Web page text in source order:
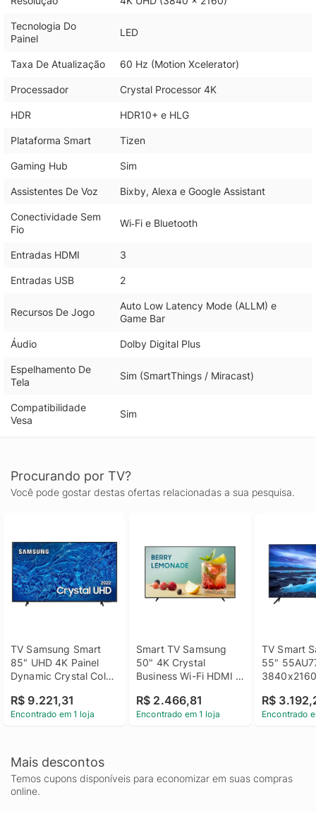
Tecnologia Do
Painel
LED
Taxa De Atualização 60 Hz (Motion Xcelerator)
Processador Crystal Processor 4K
HDR HDR10+ e HLG
Plataforma Smart Tizen
Gaming Hub Sim
Assistentes De Voz Bixby, Alexa e Google Assistant
Conectividade Sem
Fio
Wi‑Fi e Bluetooth
Entradas HDMI 3
Entradas USB 2
Recursos De Jogo
Auto Low Latency Mode (ALLM) e
Game Bar
Áudio Dolby Digital Plus
Espelhamento De
Tela
Sim (SmartThings / Miracast)
Compatibilidade
Vesa
Sim
Procurando por TV?
Você pode gostar destas ofertas relacionadas a sua pesquisa.
TV Samsung Smart
85" UHD 4K Painel
Dynamic Crystal Color
UN85CU8000GXZD
R$ 9.221,31
Encontrado em 1 loja
Smart TV Samsung
50" 4K Crystal
Business Wi-Fi HDMI
LH50BEFH4GGXZD
R$ 2.466,81
Encontrado em 1 loja
TV Smart
55"
Bluetooth
R$
Encontrado
Mais descontos
Temos cupons disponíveis para economizar em suas compras
online.